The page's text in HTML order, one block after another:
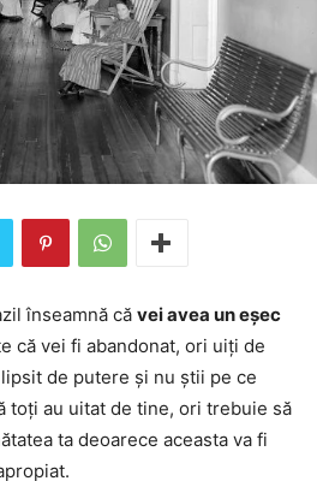
înseamnă că vei avea un eșec
că vei fi abandonat, ori uiți de
de putere și nu știi pe ce
toți au uitat de tine, ori trebuie să
ta deoarece aceasta va fi